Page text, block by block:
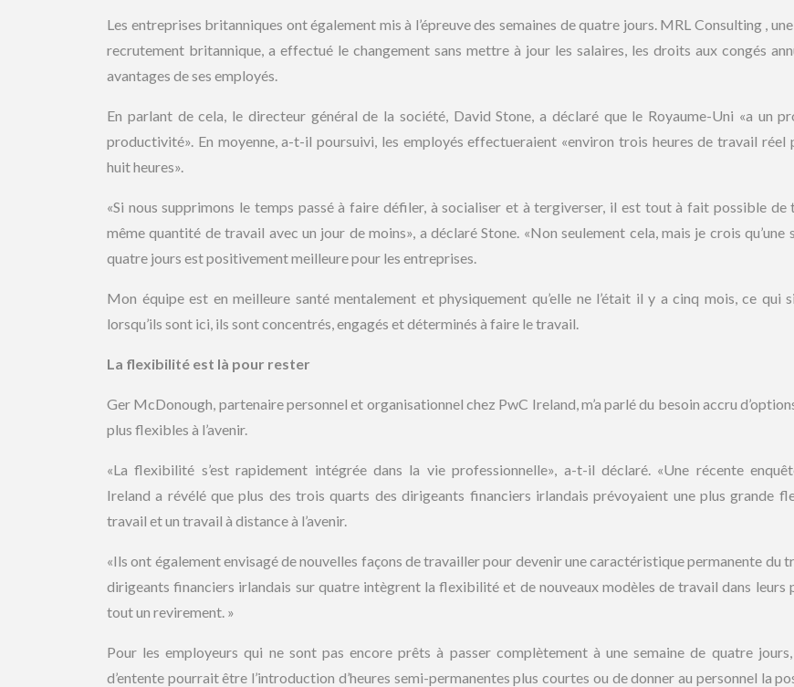
Les entreprises britanniques ont également mis à l’épreuve des semaines de quatre jours. MRL Consulting ,
recrutement britannique, a effectué le changement sans mettre à jour les salaires, les droits aux congés
avantages de ses employés.
En parlant de cela, le directeur général de la société, David Stone, a déclaré que le Royaume-Uni «a un
productivité». En moyenne, a-t-il poursuivi, les employés effectueraient «environ trois heures de travail réel
huit heures».
«Si nous supprimons le temps passé à faire défiler, à socialiser et à tergiverser, il est tout à fait possible de
même quantité de travail avec un jour de moins», a déclaré Stone. «Non seulement cela, mais je crois qu’une
quatre jours est positivement meilleure pour les entreprises.
Mon équipe est en meilleure santé mentalement et physiquement qu’elle ne l’était il y a cinq mois, ce qui
lorsqu’ils sont ici, ils sont concentrés, engagés et déterminés à faire le travail.
La flexibilité est là pour rester
Ger McDonough, partenaire personnel et organisationnel chez PwC Ireland, m’a parlé du besoin accru
plus flexibles à l’avenir.
«La flexibilité s’est rapidement intégrée dans la vie professionnelle», a-t-il déclaré. «Une récente
Ireland a révélé que plus des trois quarts des dirigeants financiers irlandais prévoyaient une plus grande
travail et un travail à distance à l’avenir.
«Ils ont également envisagé de nouvelles façons de travailler pour devenir une caractéristique permanente du
dirigeants financiers irlandais sur quatre intègrent la flexibilité et de nouveaux modèles de travail dans leurs
tout un revirement. »
Pour les employeurs qui ne sont pas encore prêts à passer complètement à une semaine de quatre
d’entente pourrait être l’introduction d’heures semi-permanentes plus courtes ou de donner au personnel la